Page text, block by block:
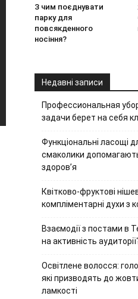
З чим поєднувати
парку для
повсякденного
носіння?
Недавні записи
Профессиональная
задачи берет на себя
Функціональні ласощі
смаколики
здоров’я
Квітково-фруктові
компліментарні духи з
Взаємодії з постами в
на активність
Освітлене волосся:
які призводять до
ламкості